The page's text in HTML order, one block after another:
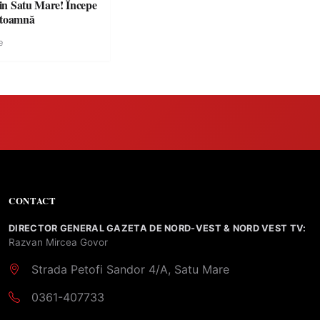
Satu Mare! Începe
CONTACT
DIRECTOR GENERAL GAZETA DE NORD-VEST & NORD VEST TV:
Razvan Mircea Govor
Strada Petofi Sandor 4/A, Satu Mare
0361-407733